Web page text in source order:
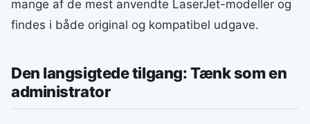
mange af de mest anvendte LaserJet-modeller og
findes i både original og kompatibel udgave.
Den langsigtede tilgang: Tænk som en
administrator